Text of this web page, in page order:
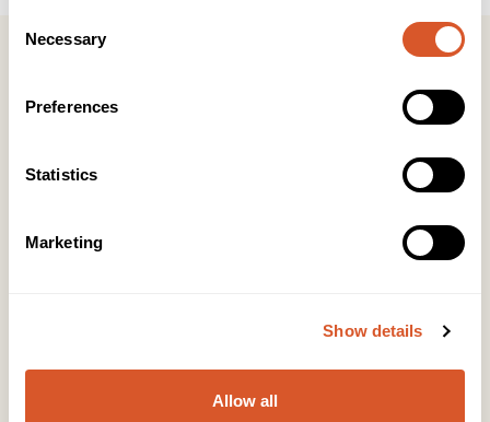
Selection
Necessary
Preferences
Statistics
Marketing
Show details
Allow all
kundeservice@beautyproducts.no
Lørenveien 37, 0585 Oslo